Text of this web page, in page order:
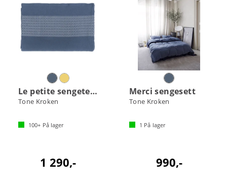
Le petite sengeteppe
Tone Kroken
100+ På lager
1 290,-
Merci sengesett
Tone Kroken
1 På lager
990,-